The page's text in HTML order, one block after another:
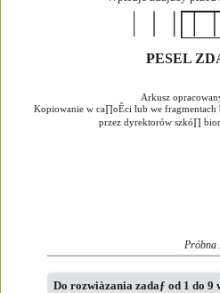
PESEL
Arkusz
Kopiowanie w ca∏oÊci lub we fragmentach
przez dyrektorów szkó∏
Próbna
Do rozwiàzania zadaƒ od 1 do